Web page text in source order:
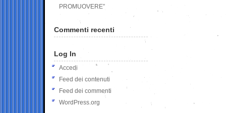
PROMUOVERE”
Commenti recenti
Log In
Accedi
Feed dei contenuti
Feed dei commenti
WordPress.org